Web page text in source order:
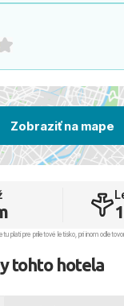
Zobraziť na mape
platí pre príletové letisko, pri inom
tohto hotela